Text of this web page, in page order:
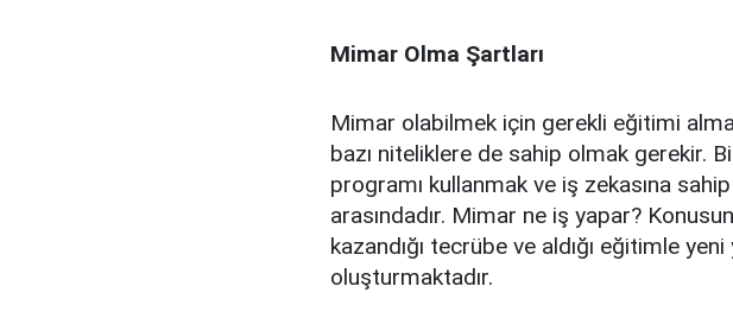
Mimar Olma Şartları
Mimar olabilmek için gerekli eğitimi
bazı niteliklere de sahip olmak gerekir.
programı kullanmak ve iş zekasına
arasındadır. Mimar ne iş yapar?
kazandığı tecrübe ve aldığı eğitimle
oluşturmaktadır.